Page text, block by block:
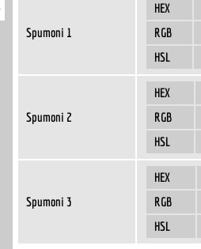
Spumoni 1
HEX
RGB
HSL
Spumoni 2
HEX
RGB
HSL
Spumoni 3
HEX
RGB
HSL